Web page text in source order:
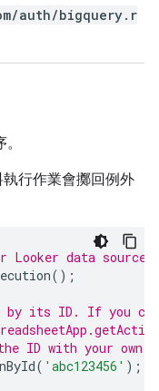
auth/bigquery.r
行作業會擲回例外
Looker data
();
by its ID. If you
ID with your own.
( 'abc123456' );